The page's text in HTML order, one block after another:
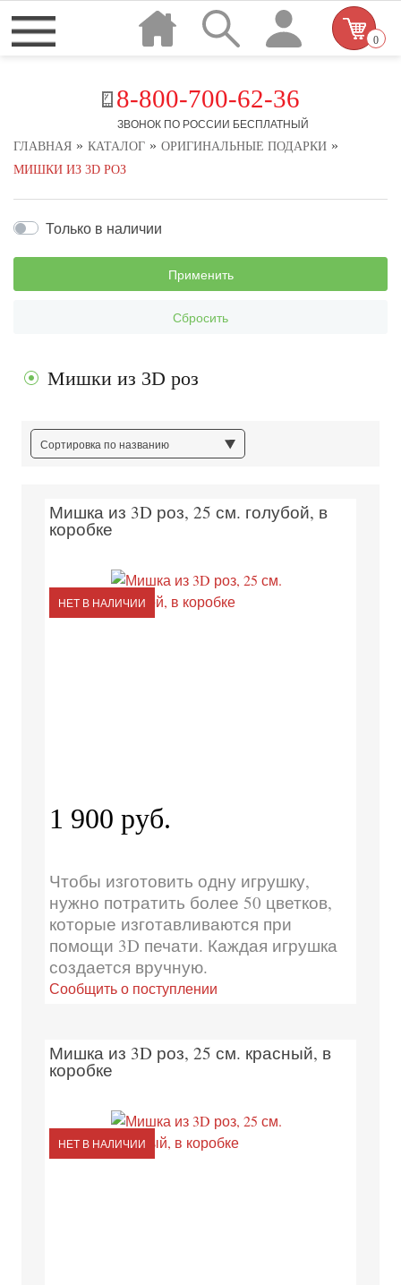
8-800-700-62-36
ЗВОНОК ПО РОССИИ БЕСПЛАТНЫЙ
0
ГЛАВНАЯ » КАТАЛОГ » ОРИГИНАЛЬНЫЕ ПОДАРКИ »
МИШКИ ИЗ 3D РОЗ
Только в наличии
Применить
Сбросить
Мишки из 3D роз
Сортировка по названию
Мишка из 3D роз, 25 см. голубой, в
коробке
НЕТ В НАЛИЧИИ
1 900 руб.
Чтобы изготовить одну игрушку,
нужно потратить более 50 цветков,
которые изготавливаются при
помощи 3D печати. Каждая игрушка
создается вручную.
Сообщить о поступлении
Мишка из 3D роз, 25 см. красный, в
коробке
НЕТ В НАЛИЧИИ